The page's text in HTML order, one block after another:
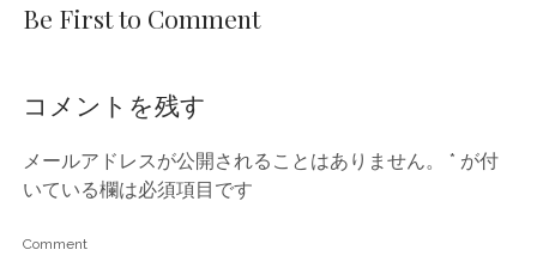
Be First to Comment
コメントを残す
メールアドレスが公開されることはありません。 * が付
いている欄は必須項目です
Comment